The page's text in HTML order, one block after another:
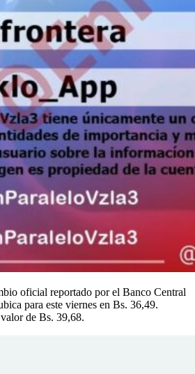
oficial reportado por el Banco Central
para este viernes en Bs. 36,49.
de Bs. 39,68.